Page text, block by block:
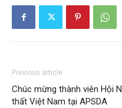
Previous article
Chúc mừng thành viên Hội
thất Việt Nam tại APSDA